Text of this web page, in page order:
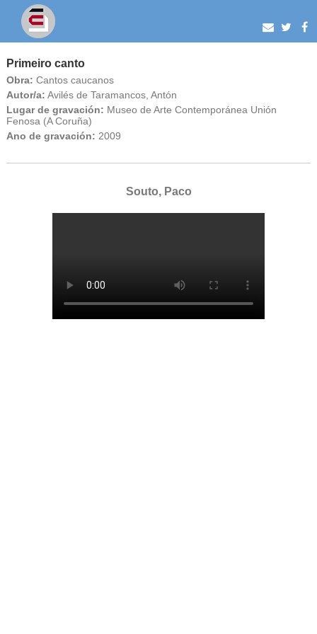
Primeiro canto
Obra: Cantos caucanos
Autor/a: Avilés de Taramancos, Antón
Lugar de gravación: Museo de Arte Contemporánea Unión
Fenosa (A Coruña)
Ano de gravación: 2009
Souto, Paco